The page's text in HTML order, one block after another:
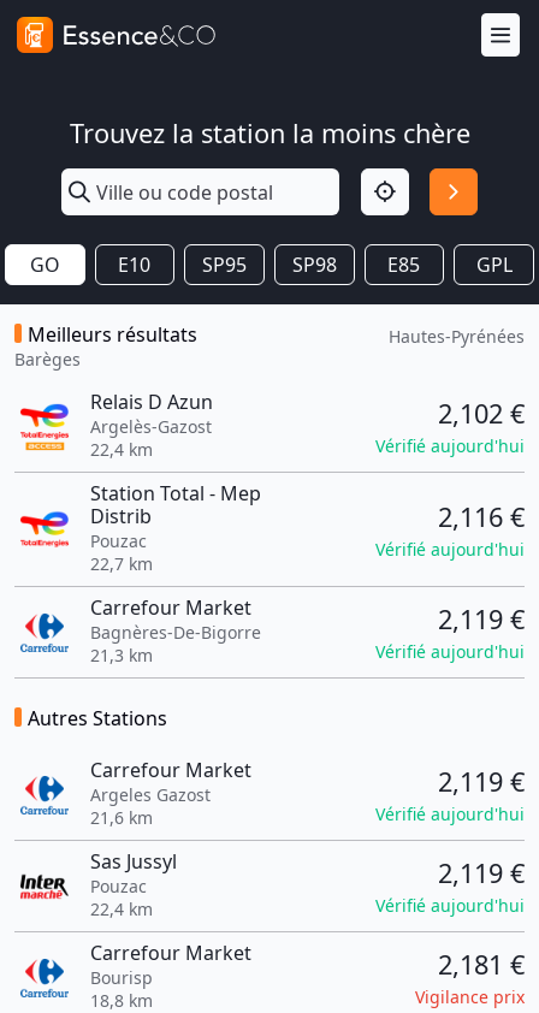
Trouvez la station la moins chère
GO E10 SP95 SP98 E85 GPL
Meilleurs résultats
Barèges
Hautes-Pyrénées
Relais D Azun
Argelès-Gazost
22,4 km
2,102 €
Vérifié aujourd'hui
Station Total - Mep
Distrib
Pouzac
22,7 km
2,116 €
Vérifié aujourd'hui
Carrefour Market
Bagnères-De-Bigorre
21,3 km
2,119 €
Vérifié aujourd'hui
Autres Stations
Carrefour Market
Argeles Gazost
21,6 km
2,119 €
Vérifié aujourd'hui
Sas Jussyl
Pouzac
22,4 km
2,119 €
Vérifié aujourd'hui
Carrefour Market
Bourisp
18,8 km
2,181 €
Vigilance prix